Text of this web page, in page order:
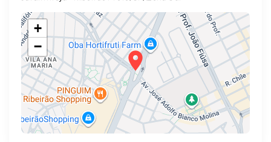
+
−